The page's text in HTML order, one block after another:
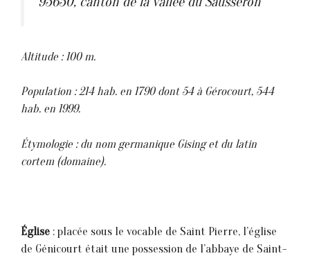
Altitude : 100 m.
Population : 214 hab. en 1790 dont 54 à Gérocourt, 544
hab. en 1999.
Étymologie : du nom germanique Gising et du latin
cortem (domaine).
Église : placée sous le vocable de Saint Pierre, l’église
de Génicourt était une possession de l’abbaye de Saint-